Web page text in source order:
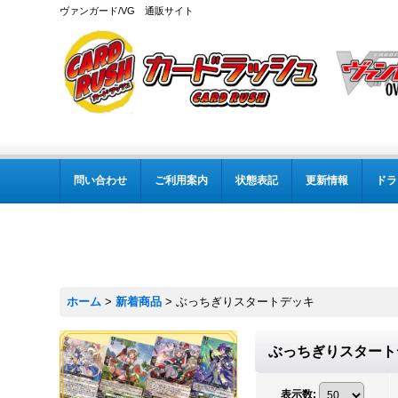
ヴァンガード/VG 通販サイト
問い合わせ ご利用案内 状態表記 更新情報 ド
ホーム > 新着商品 > ぶっちぎりスタートデッキ
ぶっちぎりスター
表示数: